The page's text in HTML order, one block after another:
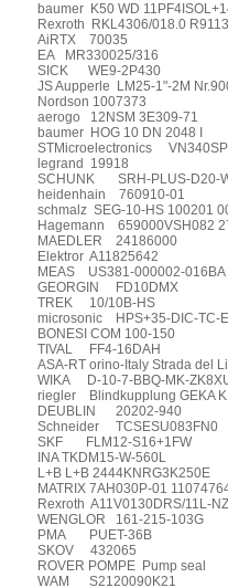
baumer K50 WD
Rexroth
RKL4306/018.0
AiRTX
70035
EA
MR330025/316
SICK
WE9-2P430
JS Aupperle
LM25-1"-2M
Nordson 1007373
aerogo
12NSM 3E309-71
baumer HOG 10 DN 2048 I
STMicroelectronics
legrand
19918
SCHUNK
SRH-PLUS-D20-
heidenhain
760910-01
schmalz SEG-10-HS 100201
Hagemann
659000VSH082
MAEDLER
24186000
Elektror A11825642
MEAS
US381-000002-016BA
GEORGIN
FD10DMX
TREK
10/10B-HS
microsonic
HPS+35-DIC-TC-
BONESI COM 100-150
TIVAL
FF4-16DAH
ASA-RT orino-Italy Strada del
WIKA
D-10-7-BBQ-MK-
riegler
Blindkupplung GEKA
DEUBLIN
20202-940
Schneider
TCSESU083FN0
SKF
FLM12-S16+1FW
INA TKDM15-W-560L
L+B L+B 2444KNRG3K250E
MATRIX 7AH030P-01
Rexroth A11V0130DRS/11L-
WENGLOR
161-215-103G
PMA
PUET-36B
SKOV
432065
ROVER POMPE Pump seal
WAM
S2120090K21